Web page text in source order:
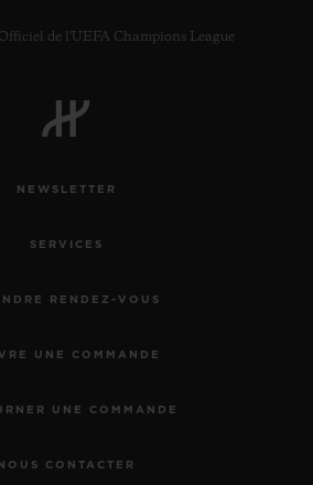
de l'UEFA Champions League
NEWSLETTER
SERVICES
RENDEZ-VOUS
UNE COMMANDE
UNE COMMANDE
NOUS CONTACTER